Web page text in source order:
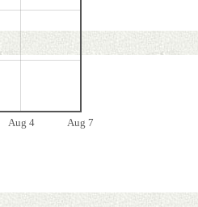
Aug 4 Aug 7